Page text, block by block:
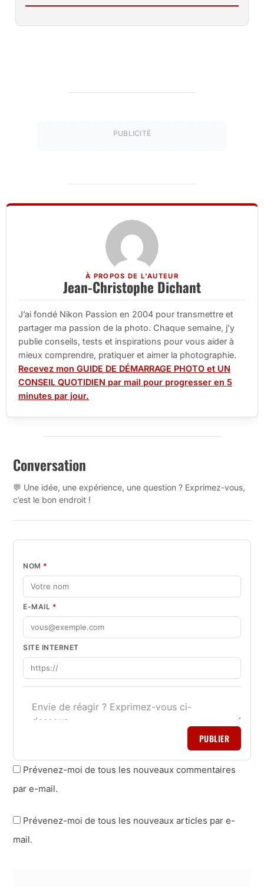
PUBLICITÉ
À PROPOS DE L'AUTEUR
Jean-Christophe Dichant
J’ai fondé Nikon Passion en 2004 pour transmettre et
partager ma passion de la photo. Chaque semaine, j’y
publie conseils, tests et inspirations pour vous aider à
mieux comprendre, pratiquer et aimer la photographie.
Recevez mon GUIDE DE DÉMARRAGE PHOTO et UN
CONSEIL QUOTIDIEN par mail pour progresser en 5
minutes par jour.
Conversation
💬 Une idée, une expérience, une question ? Exprimez-vous,
c’est le bon endroit !
NOM *
E-MAIL *
SITE INTERNET
PUBLIER
Prévenez-moi de tous les nouveaux commentaires
par e-mail.
Prévenez-moi de tous les nouveaux articles par e-
mail.